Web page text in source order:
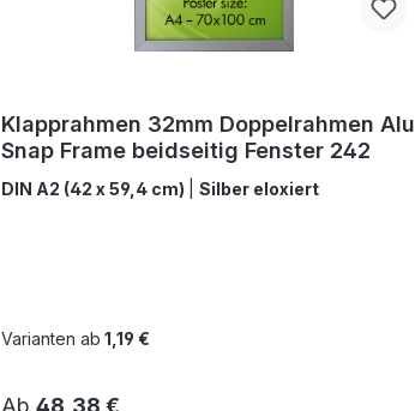
Klapprahmen 32mm Doppelrahmen Alu
Snap Frame beidseitig Fenster 242
DIN A2 (42 x 59,4 cm) Silber eloxiert
Varianten ab 1,19 €
Regulärer Preis:
Ab 48,38 €